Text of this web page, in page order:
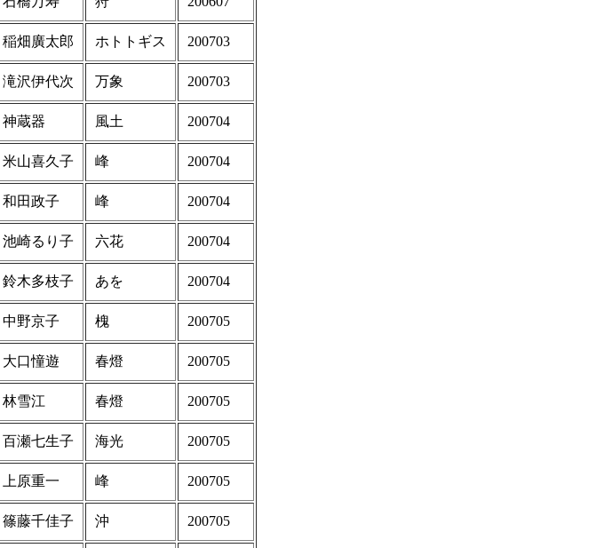
稲畑廣太郎 ホトトギス 200703
滝沢伊代次 万象 200703
神蔵器 風土 200704
米山喜久子 峰 200704
和田政子 峰 200704
池崎るり子 六花 200704
鈴木多枝子 あを 200704
中野京子 槐 200705
大口憧遊 春燈 200705
林雪江 春燈 200705
百瀬七生子 海光 200705
上原重一 峰 200705
篠藤千佳子 沖 200705